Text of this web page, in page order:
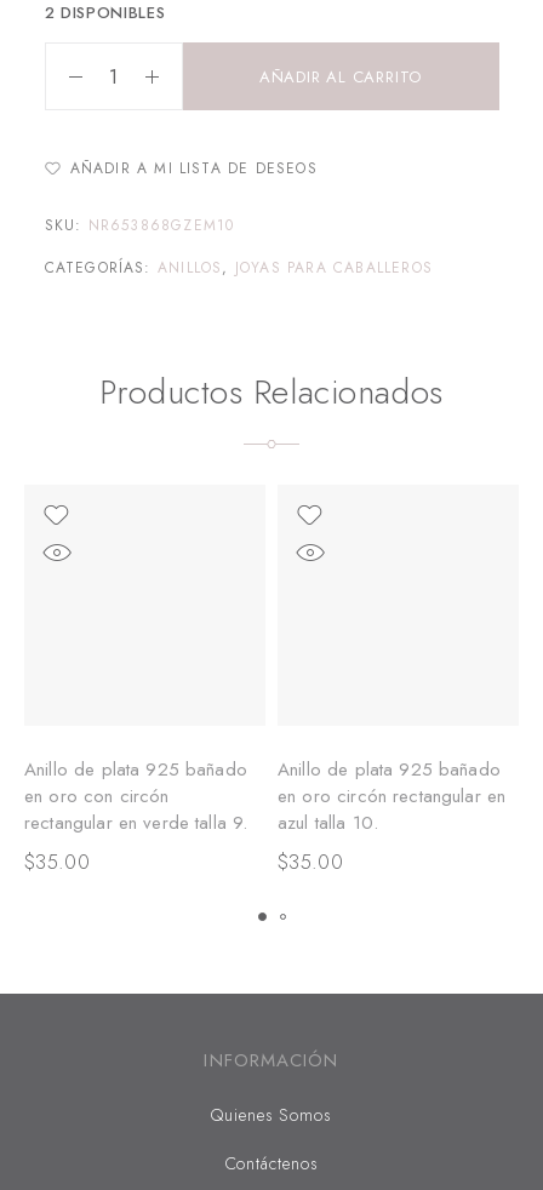
2 DISPONIBLES
AÑADIR AL CARRITO
AÑADIR A MI LISTA DE DESEOS
SKU: NR653868GZEM10
CATEGORÍAS: ANILLOS, JOYAS PARA CABALLEROS
Productos Relacionados
Anillo de plata 925 bañado
en oro con circón
rectangular en verde talla 9.
$35.00
Anillo de plata 925 bañado
en oro circón rectangular en
azul talla 10.
$35.00
INFORMACIÓN
Quienes Somos
Contáctenos